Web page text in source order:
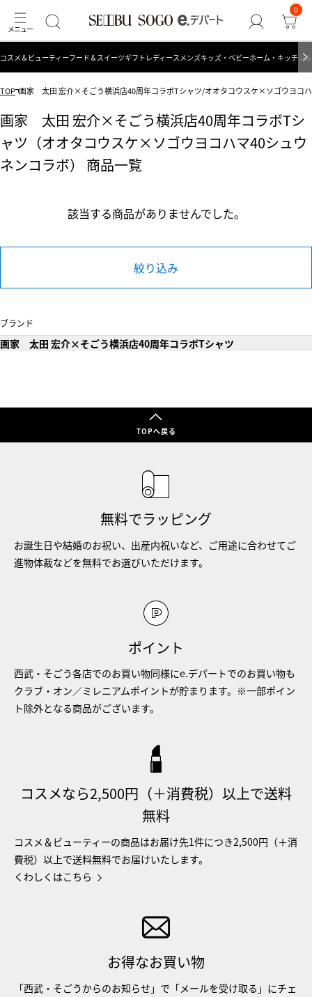
0
コスメ＆ビューティーフード＆スイーツギフト レディース メンズキッズ・ベビーホーム・キッチン
TOP 画家 太田 宏介×そごう横浜店40周年コラボTシャツ/オオタコウスケ×ソゴウヨコ
画家 太田 宏介×そごう横浜店40周年コラボTシ
ャツ（オオタコウスケ×ソゴウヨコハマ40シュウ
ネンコラボ） 商品一覧
該当する商品がありませんでした。
絞り込み
ブランド
画家 太田 宏介×そごう横浜店40周年コラボTシャツ
TOPへ戻る
無料でラッピング
お誕生日や結婚のお祝い、出産内祝いなど、ご用途に合わせてご
進物体裁などを無料でお選びいただけます。
ポイント
西武・そごう各店でのお買い物同様にe.デパートでのお買い物も
クラブ・オン／ミレニアムポイントが貯まります。※一部ポイン
ト除外となる商品がございます。
コスメなら2,500円（＋消費税）以上で送料
無料
コスメ＆ビューティーの商品はお届け先1件につき2,500円（＋消
費税）以上で送料無料でお届けいたします。
くわしくはこちら
お得なお買い物
「西武・そごうからのお知らせ」で「メールを受け取る」にチェ